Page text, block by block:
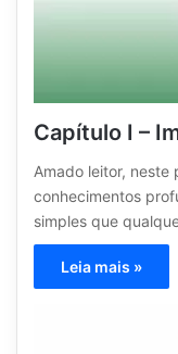
Capítulo I –
Amado leitor, neste
conhecimentos
simples que
Leia mais »